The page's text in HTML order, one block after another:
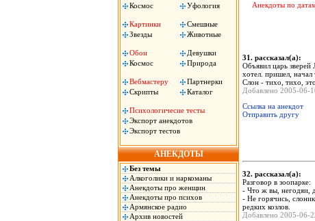
Космос
Уфология
Картинки
Смешные
Звезды
Животные
Обои
Девушки
Космос
Природа
Вебмастеру
Партнерки
Скрипты
Каталог
Психологичесие тесты
Экспорт анекдотов
Экспорт тестов
АНЕКДОТЫ
Без темы
Алкоголики и наркоманы
Анекдоты про женщин
Анекдоты про психов
Армянское радио
Архив новостей
Анекдоты по
31. рассказал(а):
Объявил царь зверей
хотел. пришел, начал
Слон - тихо, тихо,
Добавлено 2005-06-
Ссылка на анекдот
Отправить другу
32. рассказал(а):
Разговоp в зоопаpке:
- Что ж вы, негодяи,
- Hе гоpячись,
pедких козлов.
Добавлено 2005-06-